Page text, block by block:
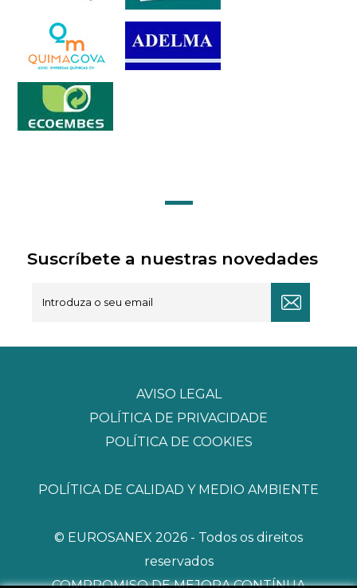
Suscríbete a nuestras novedades
AVISO LEGAL
POLÍTICA DE PRIVACIDADE
POLÍTICA DE COOKIES
POLÍTICA DE CALIDAD Y MEDIO AMBIENTE
© EUROSANEX 2026 - Todos os direitos
reservados